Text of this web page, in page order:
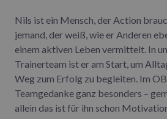
Nils ist ein Mensch, der Action
jemand, der weiß, wie er Anderen
einem aktiven Leben vermittelt. In
Trainerteam ist er am Start, um
Weg zum Erfolg zu begleiten. Im
Teamgedanke ganz besonders –
allein das ist für ihn schon